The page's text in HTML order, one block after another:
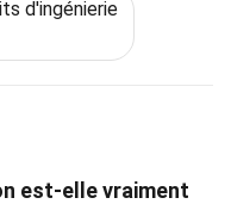
d'ingénierie
est-elle vraiment